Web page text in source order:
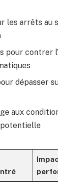
les arrêts au
pour contrer
dépasser
aux